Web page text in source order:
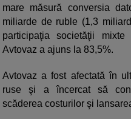
mare măsură conversia
miliarde de ruble (1,3
participaţia societăţii
Avtovaz a ajuns la 83,5%.
Avtovaz a fost afectată în
ruse şi a încercat să
scăderea costurilor şi